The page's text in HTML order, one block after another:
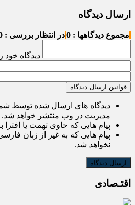
ارسال دیدگاه
مجموع دیدگاهها : 0 در انتظار بررسی : 0
دیدگاه خود
قوانین ارسال دیدگاه
دیدگاه های ارسال شده توسط
مدیریت در وب منتشر خواهد شد.
پیام هایی که حاوی تهمت یا
پیام هایی که به غیر از زبان
نخواهد شد.
اقتـصادی